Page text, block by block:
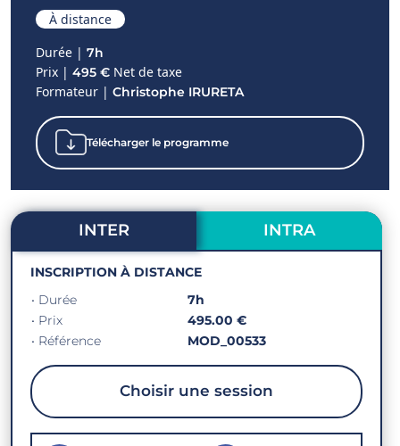
À distance
Durée | 7h
Prix | 495 € Net de taxe
Formateur | Christophe IRURETA
Télécharger le programme
INTER INTRA
INSCRIPTION À DISTANCE
• Durée
7h
• Prix
495.00 €
• Référence
MOD_00533
Choisir une session